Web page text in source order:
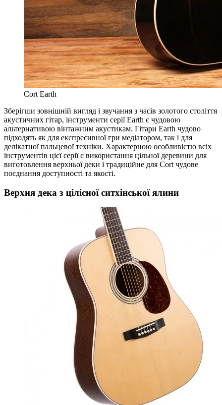
Cort Earth
Зберігши зовнішній вигляд і звучання з часів золотого століття
акустичних гітар, інструменти серії Earth є чудовою
альтернативою вінтажним акустикам. Гітари Earth чудово
підходять як для експресивної гри медіатором, так і для
делікатної пальцевої техніки. Характерною особливістю всіх
інструментів цієї серії є використання цільної деревини для
виготовлення верхньої деки і традиційне для Cort чудове
поєднання доступності та якості.
Верхня дека з цілісної ситхінської ялини